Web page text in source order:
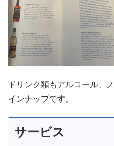
ドリンク類もアルコール、
インナップです。
サービス